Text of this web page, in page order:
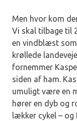
Men hvor kom
Vi skal tilbage til
en vindblæst
krøllede
fornemmer
siden af ham.
umuligt være en
hører en dyb og
lækker cykel – og